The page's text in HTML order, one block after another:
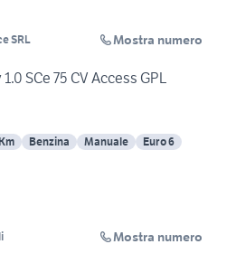
SRL Mostra numero
SCe 75 CV Access GPL
Benzina Manuale Euro 6
Mostra numero